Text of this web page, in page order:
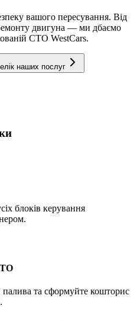
вашого пересування. Від
двигуна — ми дбаємо
СТО WestCars.
наших послуг
блоків керування
ТО
та сформуйте кошторис